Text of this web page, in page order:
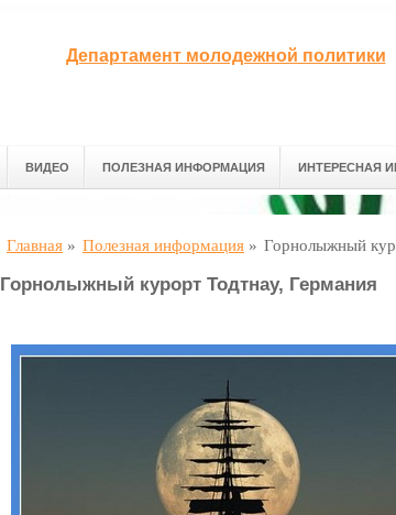
Департамент молодежной политики
ВИДЕО ПОЛЕЗНАЯ ИНФОРМАЦИЯ ИНТЕРЕСНАЯ
Главная » Полезная информация » Горнолыжный
Горнолыжный курорт Тодтнау, Германия